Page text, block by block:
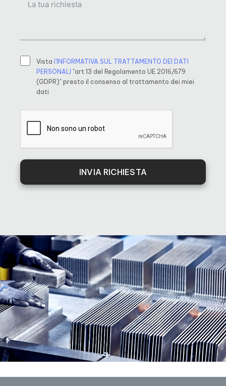
Vista l’INFORMATIVA SUL TRATTAMENTO DEI DATI
PERSONALI "art.13 del Regolamento UE 2016/679
(GDPR)" presto il consenso al trattamento dei miei
dati
INVIA RICHIESTA